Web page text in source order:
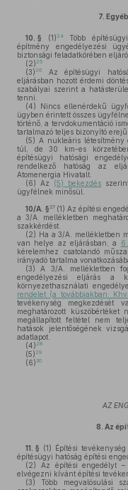
7.
10. § (1) 24Több
építmény engedélyezési
biztonsági feladatkörében
(2) 25
(3) 26
Az építésügyi
eljárásban hozott érdemi
szabályai szerint a
tenni.
(4) Nincs ellenérdekű
ügyben érintett összes
történő, a tervdokumentáció
tartalmazó teljes bizonyító
(5) A nukleáris létesítmény
túl, de 30 km-es
építésügyi hatósági
rendelkező hatóság az
Atomenergia Hivatalt.
(6) Az (5) bekezdés
ügyfélnek minősül.
10/A. §27 (1) Az építési
a 3/A. mellékletben
szakkérdést.
(2) Ha a 3/A. mellékletben
van helye az eljárásban, a
kérelemhez csatolandó
irányadó tartalma
(3) A 3/A. mellékletben
engedélyezési eljárás a
környezethasználati
rendelet (a továbbiakban:
tevékenység megkezdését
meghatározott
megállapított feltétel nem
hatások jelentőségének
adatlapot.
(4) 28
(5) 29
(6) 30
AZ
8. Az
11. § (1) Építési
építésügyi hatóság építési
(2) Az építési engedélyt
elvégezni kívánt építési
(3) Több megvalósulási